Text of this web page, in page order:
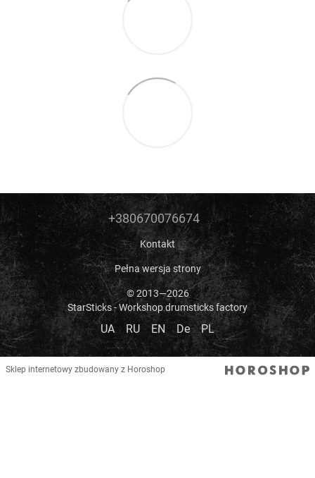
+380670076674
Kontakt
Pełna wersja strony
© 2013—2026
StarSticks - Workshop drumsticks factory
UA RU EN De PL
Sklep internetowy zbudowany z Horoshop